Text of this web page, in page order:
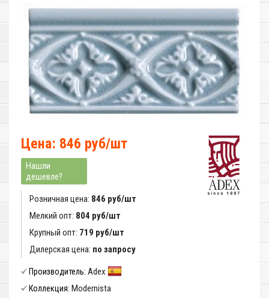
Цена: 846 руб/шт
Нашли
дешевле?
Розничная цена: 846 руб/шт
Мелкий опт: 804 руб/шт
Крупный опт: 719 руб/шт
Дилерская цена: по запросу
Производитель: Adex
Коллекция: Modernista